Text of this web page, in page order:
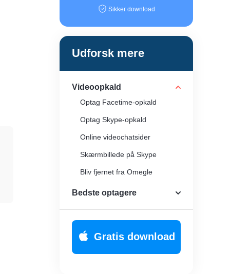
Sikker download
Udforsk mere
Videoopkald
Optag Facetime-opkald
Optag Skype-opkald
Online videochatsider
Skærmbillede på Skype
Bliv fjernet fra Omegle
Gratis videoopkald online
Bedste optagere
Gratis download